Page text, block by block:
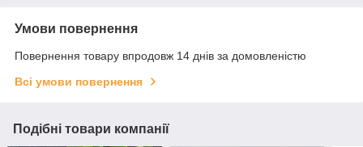
Умови повернення
Повернення товару впродовж 14 днів за домовленістю
Всі умови повернення
Подібні товари компанії